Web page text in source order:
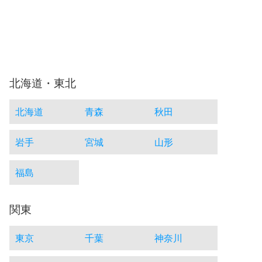
北海道・東北
北海道 青森 秋田
岩手 宮城 山形
福島
関東
東京 千葉 神奈川